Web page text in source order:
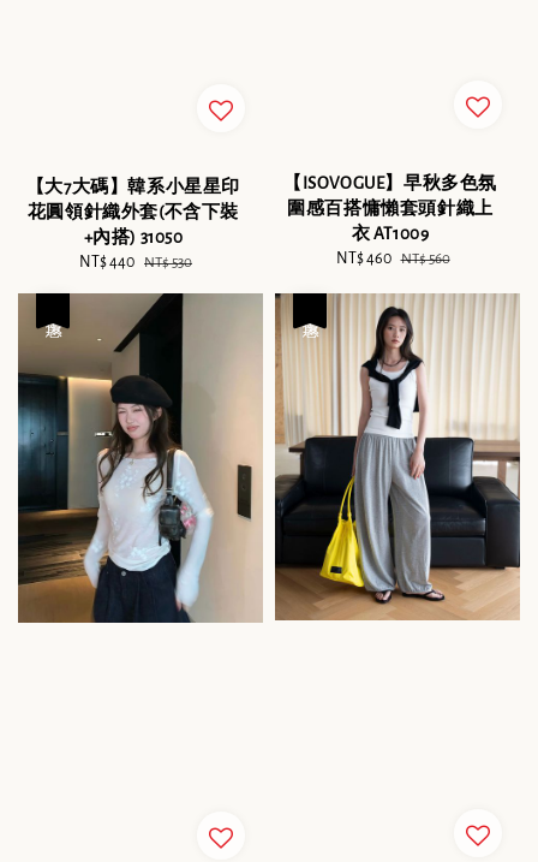
【大7大碼】韓系小星星印
花圓領針織外套(不含下裝
+內搭) 31050
Sale
NT$ 440 Regular
NT$ 530
【ISOVOGUE】早秋多色氛
圍感百搭慵懶套頭針織上
衣 AT1009
Sale
NT$ 460 Regular
NT$ 560